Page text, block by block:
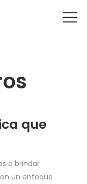
que
a brindar
un enfoque